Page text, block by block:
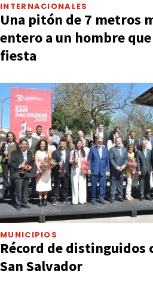
INTERNACIONALES
Una pitón de 7 metros
entero a un hombre
fiesta
MUNICIPIOS
Récord de distinguidos
San Salvador